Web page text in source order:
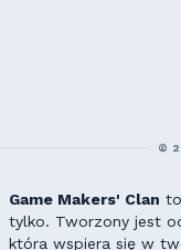
©
Game Makers' Clan
tylko. Tworzony jest
która wspiera się w